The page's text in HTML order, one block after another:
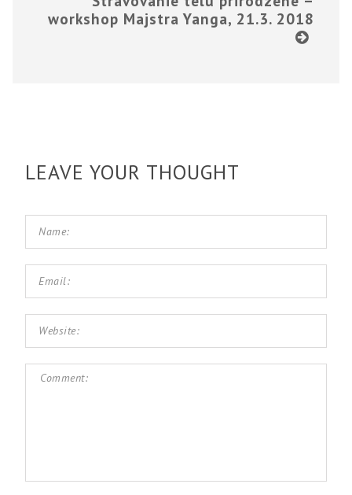
workshop Majstra Yanga, 21.3. 2018
LEAVE YOUR THOUGHT